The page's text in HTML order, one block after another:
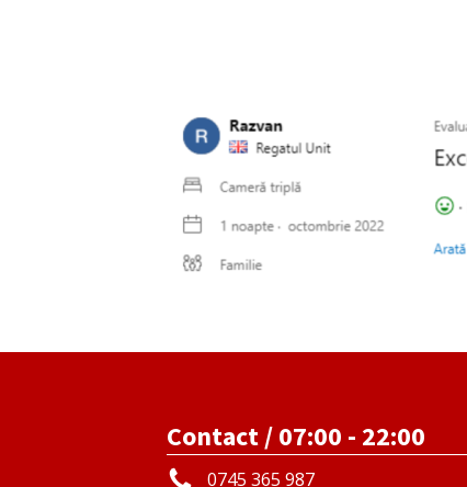
Contact / 07:00 - 22:00
0745 365 987